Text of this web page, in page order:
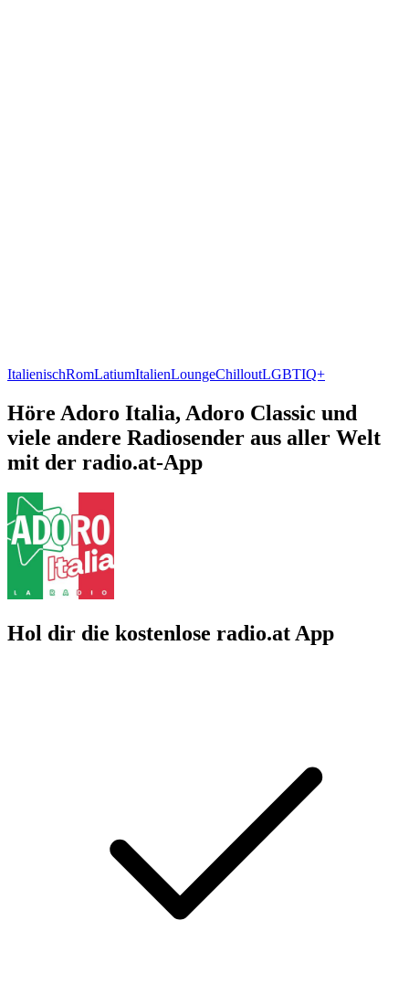
ItalienischRomLatiumItalienLoungeChilloutLGBTIQ+
Höre Adoro Italia, Adoro Classic und
viele andere Radiosender aus aller Welt
mit der radio.at-App
Hol dir die kostenlose radio.at App